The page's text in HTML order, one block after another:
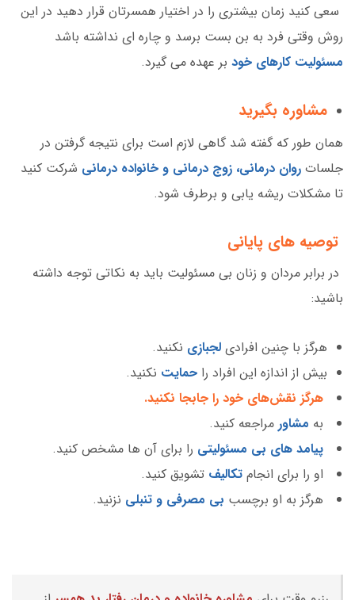
سعی کنید زمان بیشتری را در اختیار همسرتان قرار دهید در این
روش وقتی فرد به بن بست برسد و چاره ای نداشته باشد
مسئولیت کارهای خود بر عهده می گیرد.
مشاوره بگیرید
همان طور که گفته شد گاهی لازم است برای نتیجه گرفتن در
جلسات روان درمانی، زوج درمانی و خانواده درمانی شرکت کنید
تا مشکلات ریشه یابی و برطرف شود.
توصیه های پایانی
در برابر مردان و زنان بی مسئولیت باید به نکاتی توجه داشته
باشید:
هرگز با چنین افرادی لجبازی نکنید.
بیش از اندازه این افراد را حمایت نکنید.
هرگز نقش‌های خود را جابجا نکنید.
به مشاور مراجعه کنید.
پیامد های بی مسئولیتی را برای آن ها مشخص کنید.
او را برای انجام تکالیف تشویق کنید.
هرگز به او برچسب بی مصرفی و تنبلی نزنید.